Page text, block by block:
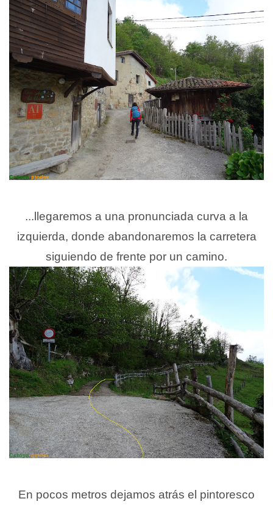
...llegaremos a una pronunciada curva a la
izquierda, donde abandonaremos la carretera
siguiendo de frente por un camino.
En pocos metros dejamos atrás el pintoresco